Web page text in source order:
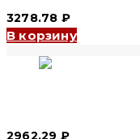
3278.78 ₽
В корзину
2962.29 ₽